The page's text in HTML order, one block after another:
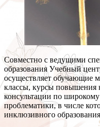
Совместно с ведущими
образования Учебный
осуществляет обучающие
классы, курсы повышения
консультации по
проблематики, в числе
инклюзивного